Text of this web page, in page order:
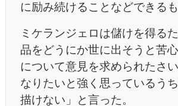
に励み続けることなどできる
ミケランジェロは儲けを得る
品をどうにか世に出そうと苦
について意見を求められたさ
なりたいと強く思っているう
描けない」と言った。